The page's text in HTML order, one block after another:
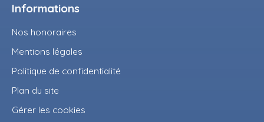
Informations
Nos honoraires
Mentions légales
Politique de confidentialité
Plan du site
Gérer les cookies